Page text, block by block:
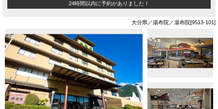
24時間以内に予約がありました！
大分県／湯布院／湯布院[9513-101]